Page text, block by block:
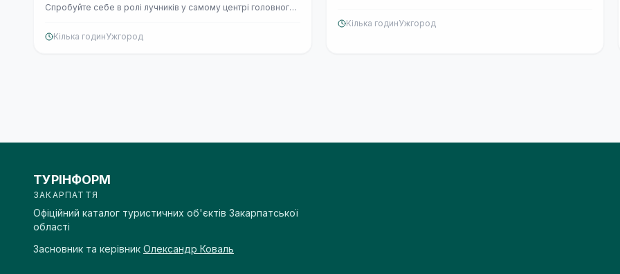
Спробуйте себе в ролі лучників у самому центрі головного
Кілька годинУжгород
Кілька годинУжгород
ТУРІНФОРМ
ЗАКАРПАТТЯ
Офіційний каталог туристичних об'єктів Закарпатської
області
Засновник та керівник Олександр Коваль